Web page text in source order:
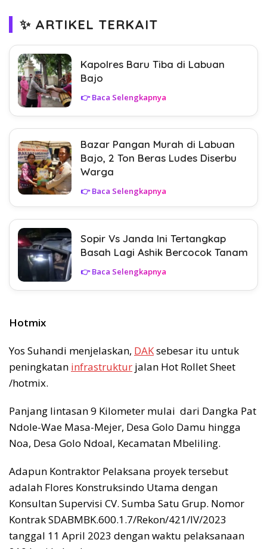
✨ ARTIKEL TERKAIT
Kapolres Baru Tiba di Labuan
Bajo
👉 Baca Selengkapnya
Bazar Pangan Murah di Labuan
Bajo, 2 Ton Beras Ludes Diserbu
Warga
👉 Baca Selengkapnya
Sopir Vs Janda Ini Tertangkap
Basah Lagi Ashik Bercocok Tanam
👉 Baca Selengkapnya
Hotmix
Yos Suhandi menjelaskan, DAKsebesar itu untuk
peningkatan infrastruktur jalan Hot Rollet Sheet
/hotmix.
Panjang lintasan 9 Kilometer mulai dari Dangka Pat
Ndole-Wae Masa-Mejer, Desa Golo Damu hingga
Noa, Desa Golo Ndoal, Kecamatan Mbeliling.
Adapun Kontraktor Pelaksana proyek tersebut
adalah Flores Konstruksindo Utama dengan
Konsultan Supervisi CV. Sumba Satu Grup. Nomor
Kontrak SDABMBK.600.1.7/Rekon/421/IV/2023
tanggal 11 April 2023 dengan waktu pelaksanaan